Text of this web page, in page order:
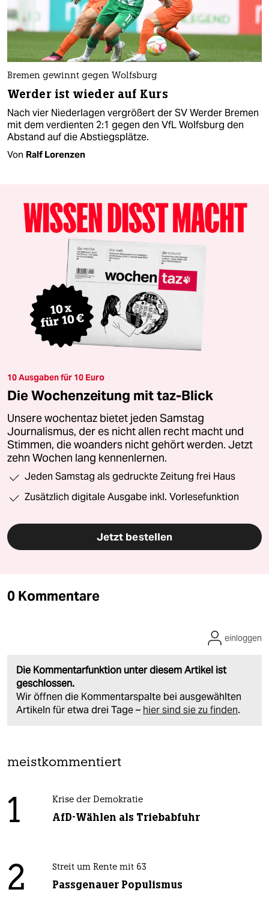
Bremen gewinnt gegen Wolfsburg
Werder ist wieder auf Kurs
Nach vier Niederlagen vergrößert der SV Werder Bremen
mit dem verdienten 2:1 gegen den VfL Wolfsburg den
Abstand auf die Abstiegsplätze.
Von Ralf Lorenzen
10 Ausgaben für 10 Euro
Die Wochenzeitung mit taz-Blick
Unsere wochentaz bietet jeden Samstag
Journalismus, der es nicht allen recht macht und
Stimmen, die woanders nicht gehört werden. Jetzt
zehn Wochen lang kennenlernen.
Jeden Samstag als gedruckte Zeitung frei Haus
Zusätzlich digitale Ausgabe inkl. Vorlesefunktion
Jetzt bestellen
0 Kommentare
Die Kommentarfunktion unter diesem Artikel ist
geschlossen.
Wir öffnen die Kommentarspalte bei ausgewählten
Artikeln für etwa drei Tage – hier sind sie zu finden.
einloggen
meistkommentiert
1 Krise der Demokratie
AfD-Wählen als Triebabfuhr
2 Streit um Rente mit 63
Passgenauer Populismus